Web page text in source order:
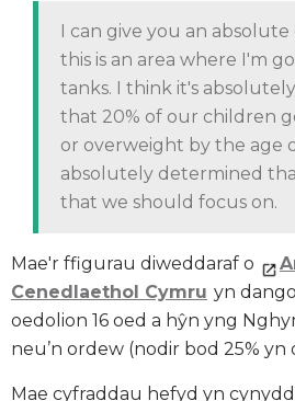
I can give you an
this is an area where I'm
tanks. I think it's
that 20% of our children
or overweight by the age
absolutely determined
that we should focus on.
Mae'r ffigurau diweddaraf o
Cenedlaethol Cymru yn
oedolion 16 oed a hŷn yng
neu’n ordew (nodir bod 25% yn
Mae cyfraddau hefyd yn